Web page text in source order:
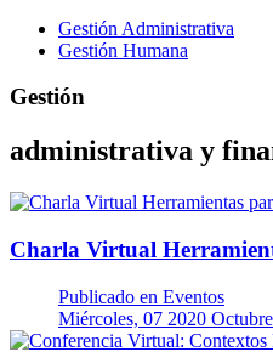
Gestión Administrativa
Gestión Humana
Gestión
administrativa y
Charla Virtual
Publicado en Eventos
Miércoles, 07 2020 Octubre